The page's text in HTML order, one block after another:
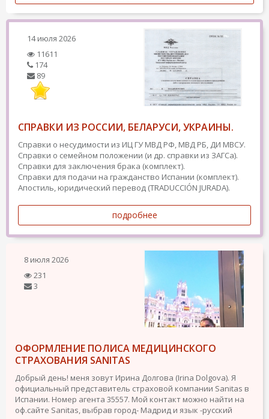
14 июля 2026
11611
174
89
СПРАВКИ ИЗ РОССИИ, БЕЛАРУСИ, УКРАИНЫ.
Справки о несудимости из ИЦ ГУ МВД РФ, МВД РБ, ДИ МВСУ.
Справки о семейном положении (и др. справки из ЗАГСа).
Справки для заключения брака (комплект).
Справки для подачи на гражданство Испании (комплект).
Апостиль, юридический перевод (TRADUCCIÓN JURADA).
подробнее
8 июля 2026
231
3
ОФОРМЛЕНИЕ ПОЛИСА МЕДИЦИНСКОГО
СТРАХОВАНИЯ SANITAS
Добрый день! меня зовут Ирина Долгова (Irina Dolgova). Я
официальный представитель страховой компании Sanitas в
Испании. Номер агента 35557. Мой контакт можно найти на
оф.сайте Sanitas, выбрав город- Мадрид и язык -русский